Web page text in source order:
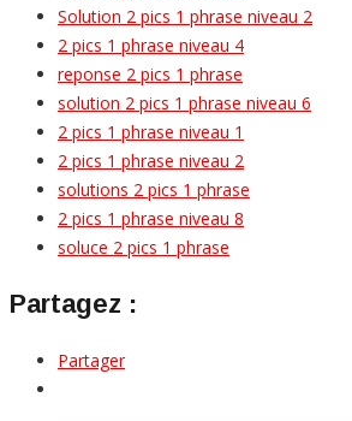
Solution 2 pics 1 phrase niveau 2
2 pics 1 phrase niveau 4
reponse 2 pics 1 phrase
solution 2 pics 1 phrase niveau 6
2 pics 1 phrase niveau 1
2 pics 1 phrase niveau 2
solutions 2 pics 1 phrase
2 pics 1 phrase niveau 8
soluce 2 pics 1 phrase
Partagez :
Partager